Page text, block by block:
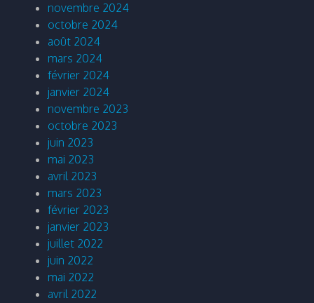
novembre 2024
octobre 2024
août 2024
mars 2024
février 2024
janvier 2024
novembre 2023
octobre 2023
juin 2023
mai 2023
avril 2023
mars 2023
février 2023
janvier 2023
juillet 2022
juin 2022
mai 2022
avril 2022